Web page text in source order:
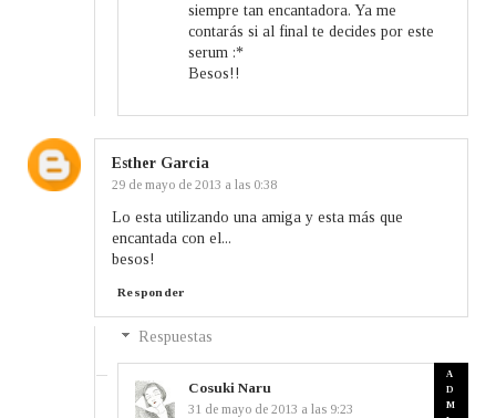
siempre tan encantadora. Ya me
contarás si al final te decides por este
serum :*
Besos!!
Esther Garcia
29 de mayo de 2013 a las 0:38
Lo esta utilizando una amiga y esta más que
encantada con el...
besos!
Responder
Respuestas
Cosuki Naru
31 de mayo de 2013 a las 9:23